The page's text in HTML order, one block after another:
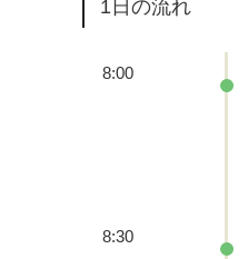
1日の流れ
8:00
8:30